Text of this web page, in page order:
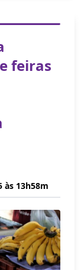
feiras
às 13h58m